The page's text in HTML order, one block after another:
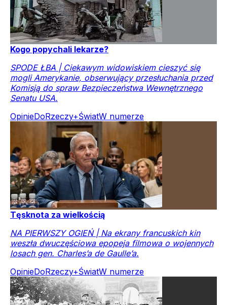
Kogo popychali lekarze?
SPODE ŁBA | Ciekawym widowiskiem cieszyć się
mogli Amerykanie, obserwujący przesłuchania przed
Komisją do spraw Bezpieczeństwa Wewnętrznego
Senatu USA.
OpinieDoRzeczy+ŚwiatW numerze
Tęsknota za wielkością
NA PIERWSZY OGIEŃ | Na ekrany francuskich kin
weszła dwuczęściowa epopeja filmowa o wojennych
losach gen. Charles’a de Gaulle’a.
OpinieDoRzeczy+ŚwiatW numerze